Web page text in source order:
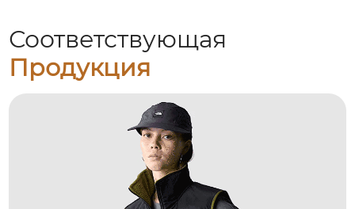
Соответствующая
Продукция